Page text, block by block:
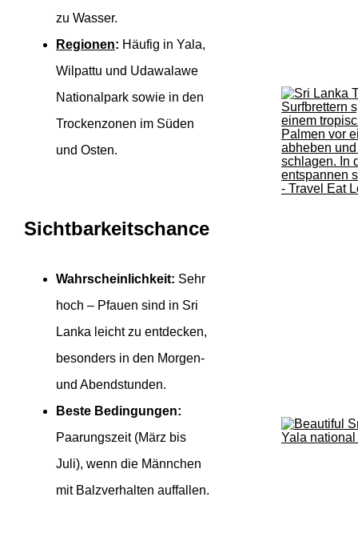
zu Wasser.
Regionen: Häufig in Yala,
Wilpattu und Udawalawe
Nationalpark sowie in den
Trockenzonen im Süden
und Osten.
Sichtbarkeitschance
Wahrscheinlichkeit: Sehr
hoch – Pfauen sind in Sri
Lanka leicht zu entdecken,
besonders in den Morgen-
und Abendstunden.
Beste Bedingungen:
Paarungszeit (März bis
Juli), wenn die Männchen
mit Balzverhalten auffallen.